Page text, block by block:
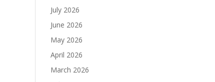
July 2026
June 2026
May 2026
April 2026
March 2026